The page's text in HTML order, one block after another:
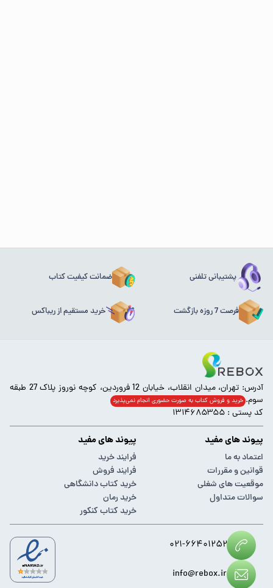
پشتیبانی تلفنی ضمانت کیفیت کتاب
فرصت 7 روزه بازگشت خرید مستقیم از ریباکس
آدرس: تهران، میدان انقلاب، خیابان 12 فروردین، کوچه نوروز پلاک 27 طبقه
سوم. خرید و فروش کتاب به صورت حضوری انجام‌ نمی‌پذیرد
کد پستی : ۱۳۱۴۶۸۵۳۵۵
پیوند های مفید
اعتماد به ما
قوانین و مقررات
موقعیت های شغلی
سوالات متداول
پیوند های مفید
فرایند خرید
فرایند فروش
خرید کتاب دانشگاهی
خرید رمان
خرید کتاب کنکور
۰۲۱-۶۶۴۰۱۲۵۲
info@rebox.ir